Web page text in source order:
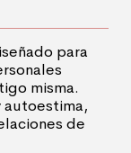
para
misma.
autoestima,
de